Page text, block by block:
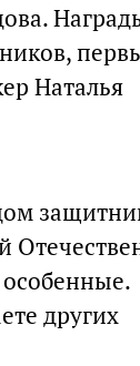
Наталья
других